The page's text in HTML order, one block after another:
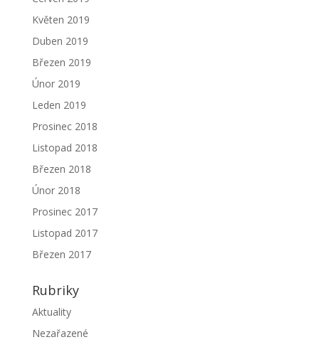
Květen 2019
Duben 2019
Březen 2019
Únor 2019
Leden 2019
Prosinec 2018
Listopad 2018
Březen 2018
Únor 2018
Prosinec 2017
Listopad 2017
Březen 2017
Rubriky
Aktuality
Nezařazené